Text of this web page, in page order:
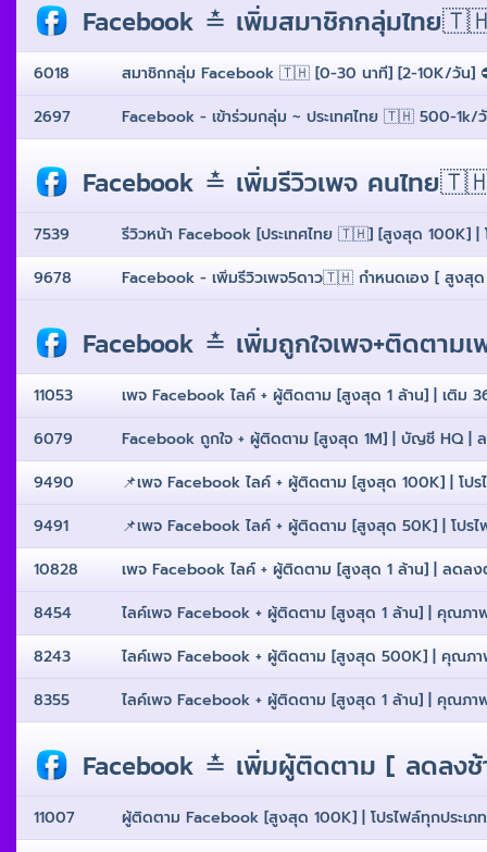
Facebook ≛ เพิ่มสมาชิกกลุ่มไทย
6018
สมาชิกกลุ่ม Facebook 🇹🇭 [0-30 นาที] [2-10K/วัน]
2697
Facebook - เข้าร่วมกลุ่ม ~ ประเทศไทย 🇹🇭 500-1k/
Facebook ≛ เพิ่มรีวิวเพจ คนไทย
7539
รีวิวหน้า Facebook [ประเทศไทย 🇹🇭] [สูงสุด 100K] |
9678
Facebook - เพิ่มรีวิวเพจ5ดาว🇹🇭 กำหนดเอง [ สูงสุ
Facebook ≛ เพิ่มถูกใจเพจ+ติดตามเ
11053
เพจ Facebook ไลค์ + ผู้ติดตาม [สูงสุด 1 ล้าน] | เติม
6079
Facebook ถูกใจ + ผู้ติดตาม [สูงสุด 1M] | บัญชี HQ |
9490
📌เพจ Facebook ไลค์ + ผู้ติดตาม [สูงสุด 100K] | โ
9491
📌เพจ Facebook ไลค์ + ผู้ติดตาม [สูงสุด 50K] | โ
10828
เพจ Facebook ไลค์ + ผู้ติดตาม [สูงสุด 1 ล้าน] | ลด
8454
ไลค์เพจ Facebook + ผู้ติดตาม [สูงสุด 1 ล้าน] | คุณภ
8243
ไลค์เพจ Facebook + ผู้ติดตาม [สูงสุด 500K] | คุณภ
8355
ไลค์เพจ Facebook + ผู้ติดตาม [สูงสุด 1 ล้าน] | คุณภ
Facebook ≛ เพิ่มผู้ติดตาม [ ลดลงช้
11007
ผู้ติดตาม Facebook [สูงสุด 100K] | โปรไฟล์ทุกประ